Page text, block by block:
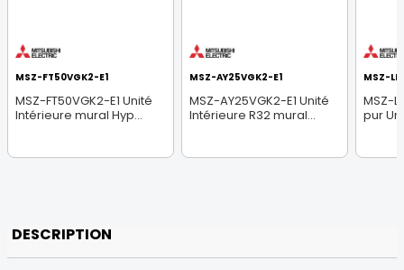
MSZ-FT50VGK2-E1
MSZ-FT50VGK2-E1 Unité
Intérieure mural Hyp...
MSZ-AY25VGK2-E1
MSZ-AY25VGK2-E1 Unité
Intérieure R32 mural...
MSZ-
MSZ-
pur
DESCRIPTION